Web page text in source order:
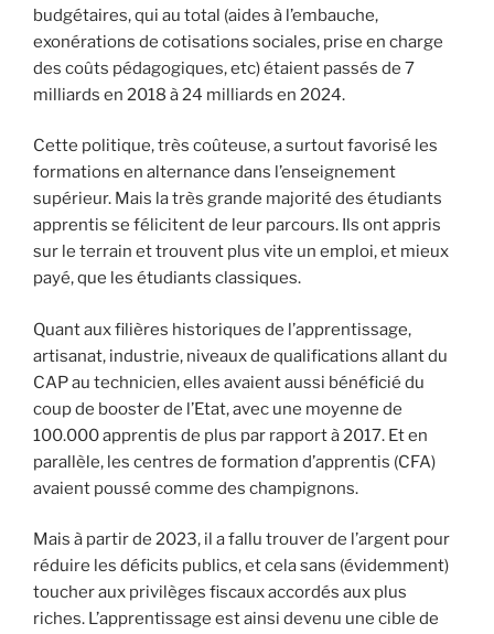
budgétaires, qui au total (aides à l’embauche,
exonérations de cotisations sociales, prise en charge
des coûts pédagogiques, etc) étaient passés de 7
milliards en 2018 à 24 milliards en 2024.
Cette politique, très coûteuse, a surtout favorisé les
formations en alternance dans l’enseignement
supérieur. Mais la très grande majorité des étudiants
apprentis se félicitent de leur parcours. Ils ont appris
sur le terrain et trouvent plus vite un emploi, et mieux
payé, que les étudiants classiques.
Quant aux filières historiques de l’apprentissage,
artisanat, industrie, niveaux de qualifications allant du
CAP au technicien, elles avaient aussi bénéficié du
coup de booster de l’Etat, avec une moyenne de
100.000 apprentis de plus par rapport à 2017. Et en
parallèle, les centres de formation d’apprentis (CFA)
avaient poussé comme des champignons.
Mais à partir de 2023, il a fallu trouver de l’argent pour
réduire les déficits publics, et cela sans (évidemment)
toucher aux privilèges fiscaux accordés aux plus
riches. L’apprentissage est ainsi devenu une cible de